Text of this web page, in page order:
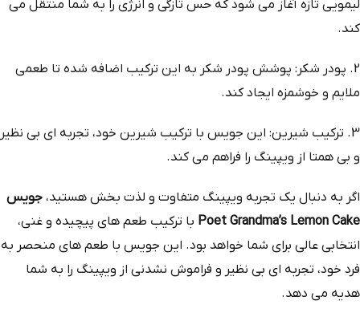
لیمویی تازه آغاز می‌ شود که حس تازگی و انرژی را به شما منتقل می‌
کند.
2. پودر شکر: پوشش پودر شکر به این ترکیب اضافه شده تا طعمی
ملایم و خوشمزه ایجاد کند.
3. ترکیب شیرین: این جویس با ترکیب شیرین خود، تجربه‌ ای بی‌ نظیر
و بی‌ همتا از ویپینگ را فراهم می‌ کند.
اگر به دنبال یک تجربه ویپینگ متفاوت و لذت‌ بخش هستید، جویس
Poet Grandma’s Lemon Cake با ترکیب طعم‌ های پیچیده و غنی،
انتخابی عالی برای شما خواهد بود. این جویس با طعم‌ های منحصر به
فرد خود، تجربه‌ ای بی‌ نظیر و فراموش‌ نشدنی از ویپینگ را به شما
هدیه می‌ دهد.